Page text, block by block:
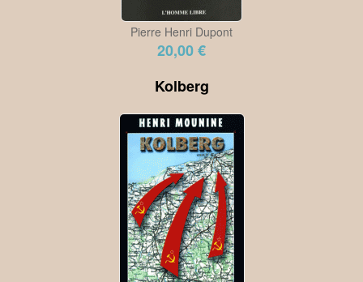
Pierre Henri Dupont
20,00 €
Kolberg